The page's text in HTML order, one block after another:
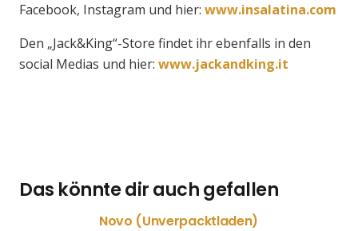
Facebook, Instagram und hier: www.insalatina.com
Den „Jack&King“-Store findet ihr ebenfalls in den
social Medias und hier: www.jackandking.it
Das könnte dir auch gefallen
Novo (Unverpacktladen)